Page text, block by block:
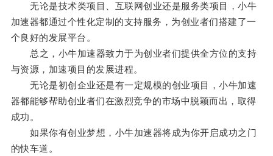
无论是技术类项目、互联网创业还是服务类项目，小牛
加速器都通过个性化定制的支持服务，为创业者们搭建了一
个良好的发展平台。
总之，小牛加速器致力于为创业者们提供全方位的支持
与资源，加速项目的发展进程。
无论是初创企业还是有一定规模的创业项目，小牛加速
器都能够帮助创业者们在激烈竞争的市场中脱颖而出，取得
成功。
如果你有创业梦想，小牛加速器将成为你开启成功之门
的快车道。